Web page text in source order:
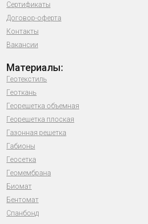
Сертификаты
Договор-оферта
Контакты
Вакансии
Материалы:
Геотекстиль
Геоткань
Георешетка объемная
Георешетка плоская
Газонная решетка
Габионы
Геосетка
Геомембрана
Биомат
Бентомат
Спанбонд